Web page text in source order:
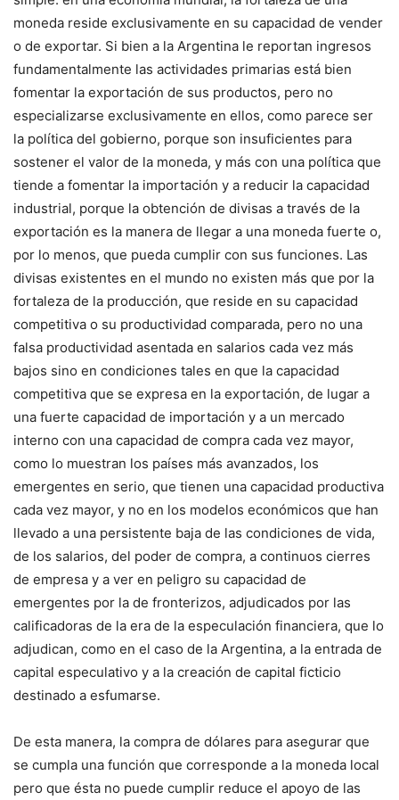
moneda reside exclusivamente en su capacidad de vender
o de exportar. Si bien a la Argentina le reportan ingresos
fundamentalmente las actividades primarias está bien
fomentar la exportación de sus productos, pero no
especializarse exclusivamente en ellos, como parece ser
la política del gobierno, porque son insuficientes para
sostener el valor de la moneda, y más con una política que
tiende a fomentar la importación y a reducir la capacidad
industrial, porque la obtención de divisas a través de la
exportación es la manera de llegar a una moneda fuerte o,
por lo menos, que pueda cumplir con sus funciones. Las
divisas existentes en el mundo no existen más que por la
fortaleza de la producción, que reside en su capacidad
competitiva o su productividad comparada, pero no una
falsa productividad asentada en salarios cada vez más
bajos sino en condiciones tales en que la capacidad
competitiva que se expresa en la exportación, de lugar a
una fuerte capacidad de importación y a un mercado
interno con una capacidad de compra cada vez mayor,
como lo muestran los países más avanzados, los
emergentes en serio, que tienen una capacidad productiva
cada vez mayor, y no en los modelos económicos que han
llevado a una persistente baja de las condiciones de vida,
de los salarios, del poder de compra, a continuos cierres
de empresa y a ver en peligro su capacidad de
emergentes por la de fronterizos, adjudicados por las
calificadoras de la era de la especulación financiera, que lo
adjudican, como en el caso de la Argentina, a la entrada de
capital especulativo y a la creación de capital ficticio
destinado a esfumarse.
De esta manera, la compra de dólares para asegurar que
se cumpla una función que corresponde a la moneda local
pero que ésta no puede cumplir reduce el apoyo de las